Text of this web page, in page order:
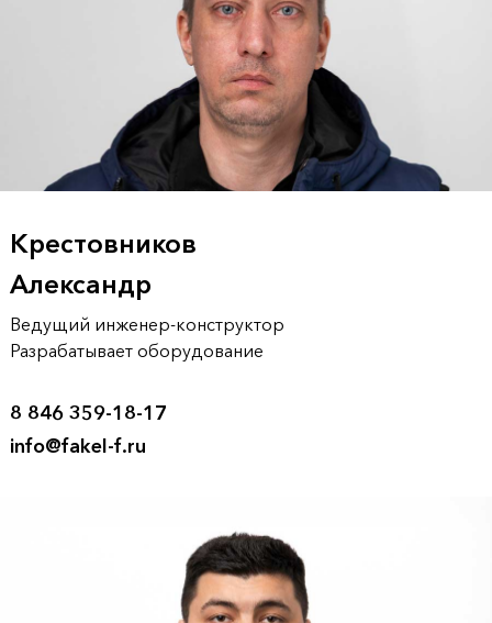
Крестовников
Александр
Ведущий инженер-конструктор
Разрабатывает оборудование
8 846 359-18-17
info@fakel-f.ru